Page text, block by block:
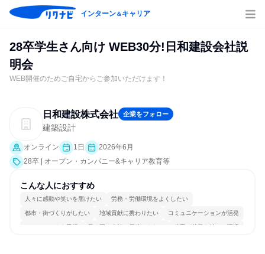
インターン＆キャリア
28卒学生さん向け WEB30分!日和建設会社説
明会
WEB開催のためご自宅からご参加いただけます！
日和建設株式会社 企業をフォロー
建築設計
オンライン 1日
2026年6月
28卒 | オープン・カンパニー&キャリア教育等
こんな人におすすめ
人々に感動や笑いを届けたい 労務・労働環境をよくしたい
都市・街づくりがしたい 地域貢献に携わりたい コミュニケーションが活発
チームワークを重視 長く同じ会社に居続けられる 若手が裁量を持てる環境